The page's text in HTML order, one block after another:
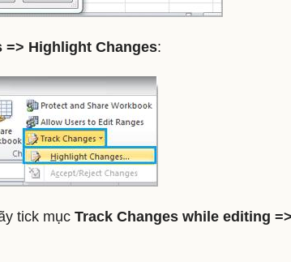
=> Highlight Changes:
tick mục Track Changes while editing